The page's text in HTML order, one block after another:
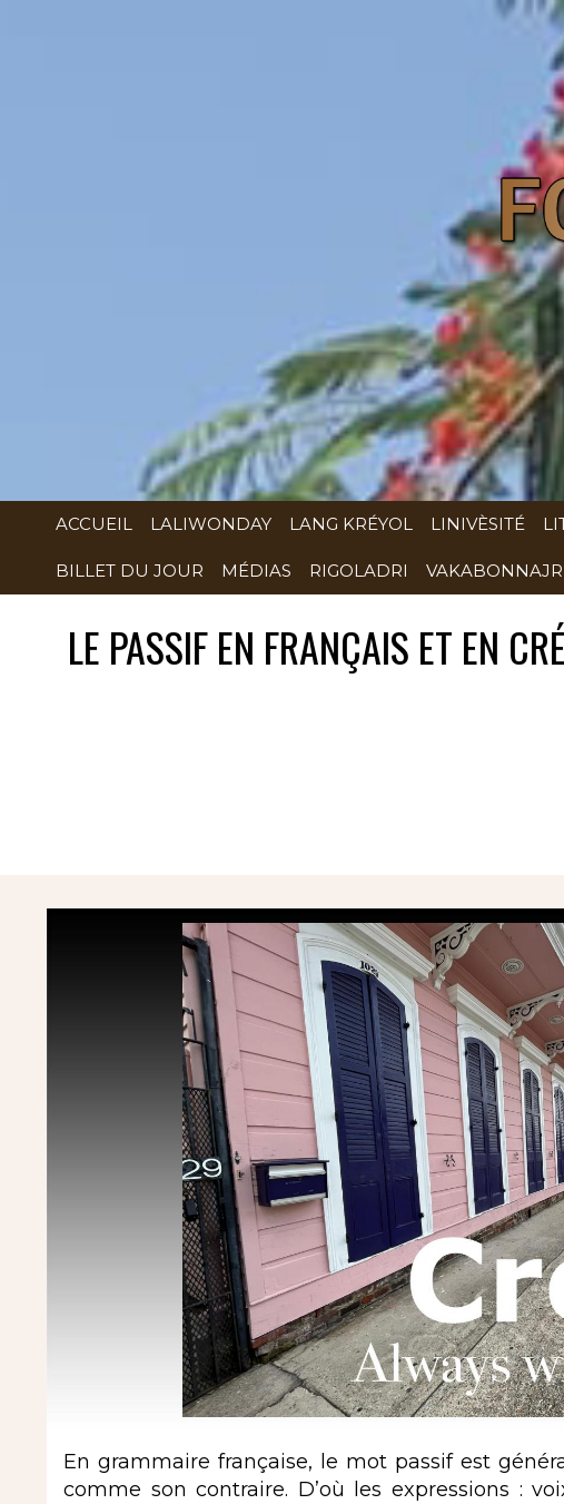
ACCUEIL LALIWONDAY LANG KRÉYOL LINIVÈSITÉ
BILLET DU JOUR MÉDIAS RIGOLADRI
LE PASSIF EN FRANÇAIS ET EN
En grammaire française, le mot passif est
comme son contraire. D’où les expressions :